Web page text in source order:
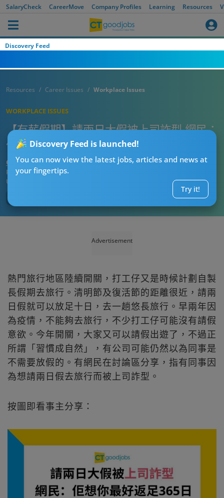
SalaryCheck CareerMove Company Profiles Learning Resources
Discovery Feed
Discovery Feed is launched!
You can now view the latest jobs, articles and news at
your fingertips.
Try it!
Resources Career Issues Workplace Issues
WORKPLACE ISSUES
【有薪假期】請兩日大假被上司詐型 網民：
佢想你最好返足365日
CTgoodjobs’ Editor
Published:2023-02-27
Updated:
Advertisement
熱門旅行地區陸續開關，打工仔又是時候計劃自製
長假期去旅行。清明節及復活節的距離很近，請兩
日假就可以放足十日，去一趟悠長旅行。早兩年因
為疫情，不能夠去旅行，不少打工仔可能沒有請假
意欲。今年開關，大家又可以請假出遊了，不過正
所謂「習慣成自然」，有公司可能仍然以為同事是
不需要放假的。有網民在討論區分享，指有同事因
為想請兩日假去旅行而被上司詐型。
按圖即看事主分享：